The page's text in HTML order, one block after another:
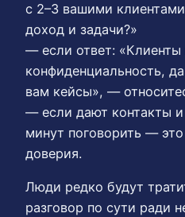
с 2–3 вашими
доход и задачи?»
— если ответ: «Клиенты
конфиденциальность,
вам кейсы», —
— если дают контакты
минут поговорить —
доверия.
Люди редко будут
разговор по сути ради